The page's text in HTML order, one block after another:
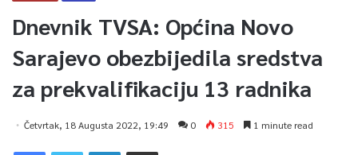
Dnevnik TVSA: Općina Novo
Sarajevo obezbijedila sredstva
za prekvalifikaciju 13 radnika
Četvrtak, 18 Augusta 2022, 19:49 0 315 1 minute read